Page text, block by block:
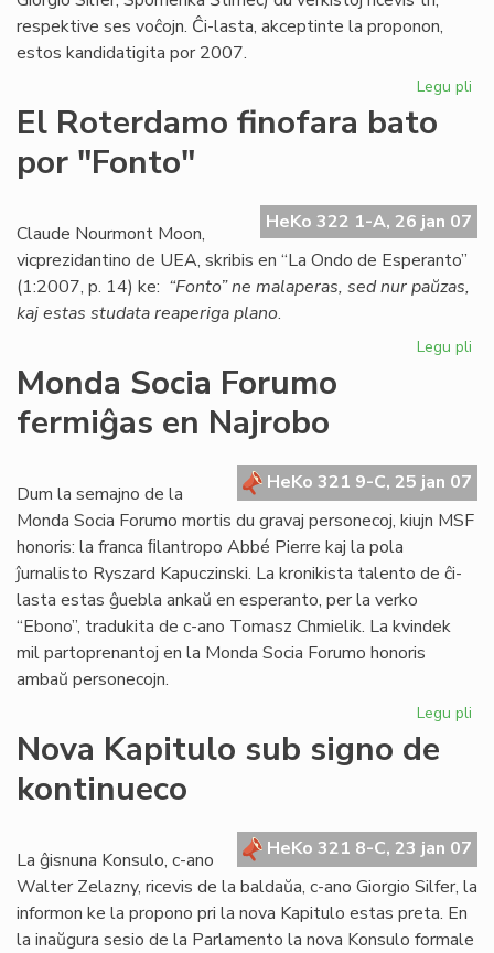
respektive ses voĉojn. Ĉi-lasta, akceptinte la proponon,
estos kandidatigita por 2007.
Legu pli
El Roterdamo finofara bato
por "Fonto"
HeKo 322 1-A, 26 jan 07
Claude Nourmont Moon,
vicprezidantino de UEA, skribis en “La Ondo de Esperanto”
(1:2007, p. 14) ke: “Fonto” ne malaperas, sed nur paŭzas,
kaj estas studata reaperiga plano.
Legu pli
por
Monda Socia Forumo
fermiĝas en Najrobo
HeKo 321 9-C, 25 jan 07
Dum la semajno de la
Monda Socia Forumo mortis du gravaj personecoj, kiujn MSF
honoris: la franca ﬁlantropo Abbé Pierre kaj la pola
ĵurnalisto Ryszard Kapuczinski. La kronikista talento de ĉi-
lasta estas ĝuebla ankaŭ en esperanto, per la verko
“Ebono”, tradukita de c-ano Tomasz Chmielik. La kvindek
mil partoprenantoj en la Monda Socia Forumo honoris
ambaŭ personecojn.
Legu pli
en
Nova Kapitulo sub signo de
kontinueco
HeKo 321 8-C, 23 jan 07
La ĝisnuna Konsulo, c-ano
Walter Zelazny, ricevis de la baldaŭa, c-ano Giorgio Silfer, la
informon ke la propono pri la nova Kapitulo estas preta. En
la inaŭgura sesio de la Parlamento la nova Konsulo formale